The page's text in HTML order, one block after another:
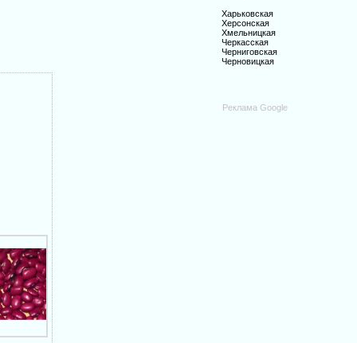
Харьковская
Херсонская
Хмельницкая
Черкасская
Черниговская
Черновицкая
Реклама Google